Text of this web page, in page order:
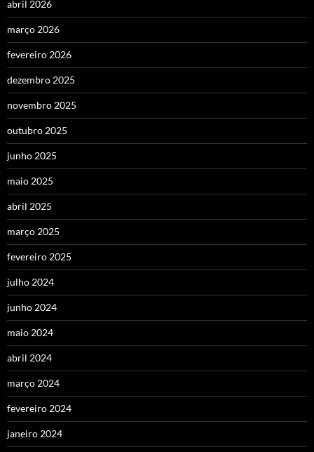
abril 2026
março 2026
fevereiro 2026
dezembro 2025
novembro 2025
outubro 2025
junho 2025
maio 2025
abril 2025
março 2025
fevereiro 2025
julho 2024
junho 2024
maio 2024
abril 2024
março 2024
fevereiro 2024
janeiro 2024